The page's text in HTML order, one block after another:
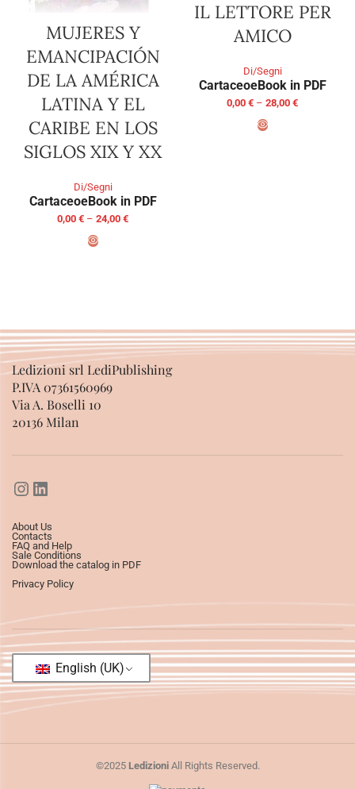
MUJERES Y
EMANCIPACIÓN
DE LA AMÉRICA
LATINA Y EL
CARIBE EN LOS
SIGLOS XIX Y XX
Di/Segni
CartaceoeBook in PDF
0,00 € – 24,00 €
IL LETTORE PER
AMICO
Di/Segni
CartaceoeBook in PDF
0,00 € – 28,00 €
Ledizioni srl LediPublishing
P.IVA 07361560969
Via A. Boselli 10
20136 Milan
About Us
Contacts
FAQ and Help
Sale Conditions
Download the catalog in PDF
Privacy Policy
English (UK)
©2025 LedizioniAll Rights Reserved.